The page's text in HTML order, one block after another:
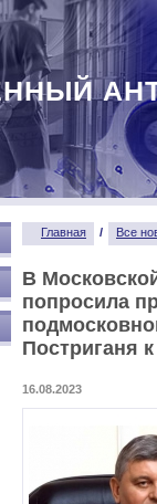
Главная / Все
В
попросила
Постриганя
16.08.2023